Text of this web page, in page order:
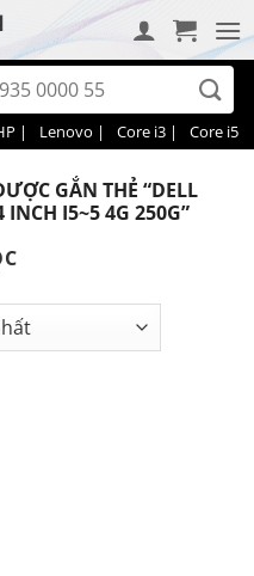
| Lenovo | Core i3 | Core i5 |
GẮN THẺ “DELL
I5~5 4G 250G”